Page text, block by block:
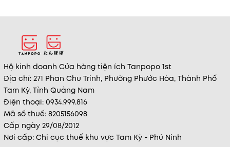
Hộ kinh doanh Cửa hàng tiện ích Tanpopo 1st
Địa chỉ: 271 Phan Chu Trinh, Phường Phước Hòa, Thành Phố
Tam Kỳ, Tỉnh Quảng Nam
Điện thoại: 0934.999.816
Mã số thuế: 8205156098
Cấp ngày 29/08/2012
Nơi cấp: Chi cục thuế khu vực Tam Kỳ - Phú Ninh